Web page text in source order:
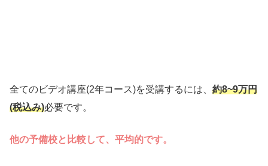
全てのビデオ講座(2年コース)を受講するには、 約8~9万円
(税込み)必要です。
他の予備校と比較して、平均的です。